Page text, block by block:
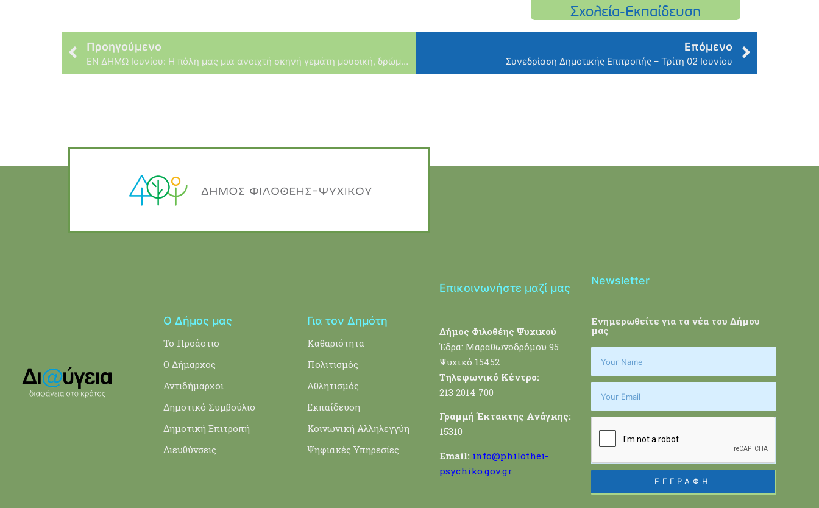
Προηγούμενο
ΕΝ ΔΗΜΩ Ιουνίου: Η πόλη μας μια ανοιχτή σκηνή γεμάτη μουσική, δρώμενα και καλοκαιρινές στιγμές
Επόμενο
Συνεδρίαση Δημοτικής Επιτροπής – Τρίτη 02 Ιουνίου
Ο Δήμος μας
Το Προάστιο
Ο Δήμαρχος
Αντιδήμαρχοι
Δημοτικό Συμβούλιο
Δημοτική Επιτροπή
Διευθύνσεις
Για τον Δημότη
Καθαριότητα
Πολιτισμός
Αθλητισμός
Εκπαίδευση
Κοινωνική Αλληλεγγύη
Ψηφιακές Υπηρεσίες
Επικοινωνήστε μαζί μας
Δήμος Φιλοθέης Ψυχικού
Έδρα: Μαραθωνοδρόμου 95
Ψυχικό 15452
Τηλεφωνικό Κέντρο:
213 2014 700
Γραμμή Έκτακτης Ανάγκης:
15310
Email: info@philothei-
psychiko.gov.gr
Newsletter
Ενημερωθείτε για τα νέα του Δήμου
μας
ΕΓΓΡΑΦΗ